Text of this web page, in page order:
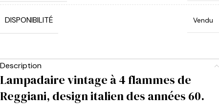
DISPONIBILITÉ Vendu
Description
Lampadaire vintage à 4 flammes de
Reggiani, design italien des années 60.